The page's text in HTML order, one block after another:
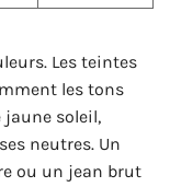
Les teintes
les tons
jaune soleil,
neutres. Un
ou un jean brut